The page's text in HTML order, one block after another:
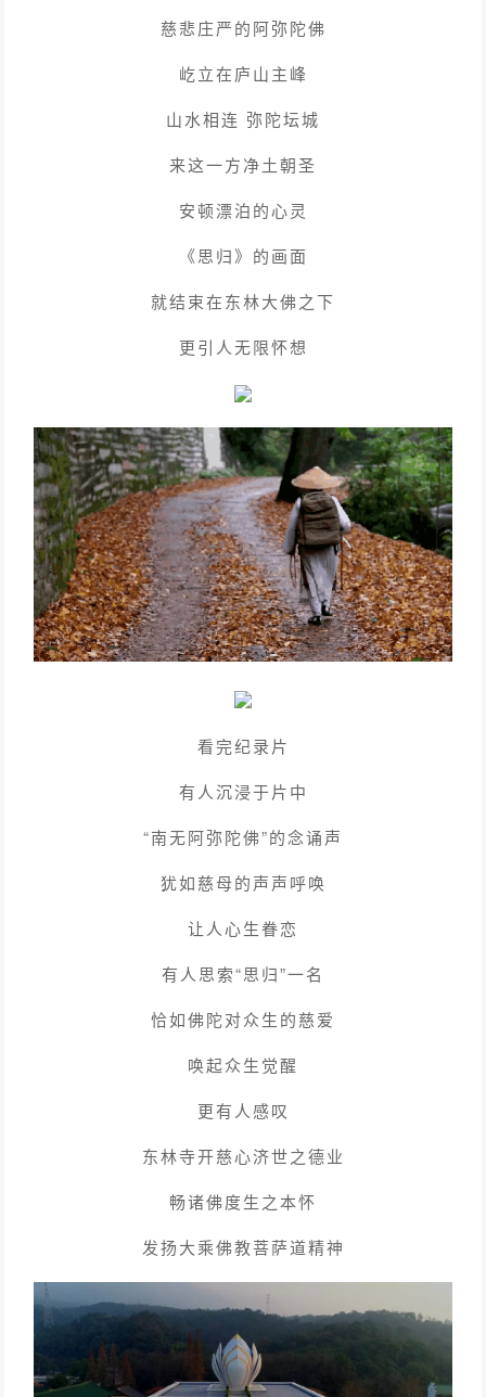
慈悲庄严的阿弥陀佛
屹立在庐山主峰
山水相连 弥陀坛城
来这一方净土朝圣
安顿漂泊的心灵
《思归》的画面
就结束在东林大佛之下
更引人无限怀想
看完纪录片
有人沉浸于片中
“南无阿弥陀佛”的念诵声
犹如慈母的声声呼唤
让人心生眷恋
有人思索“思归”一名
恰如佛陀对众生的慈爱
唤起众生觉醒
更有人感叹
东林寺开慈心济世之德业
畅诸佛度生之本怀
发扬大乘佛教菩萨道精神